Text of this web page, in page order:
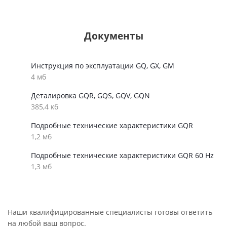
Документы
Инструкция по эксплуатации GQ, GX, GM
4 мб
Деталировка GQR, GQS, GQV, GQN
385,4 кб
Подробные технические характеристики GQR
1,2 мб
Подробные технические характеристики GQR 60 Hz
1,3 мб
Наши квалифицированные специалисты готовы ответить
на любой ваш вопрос.